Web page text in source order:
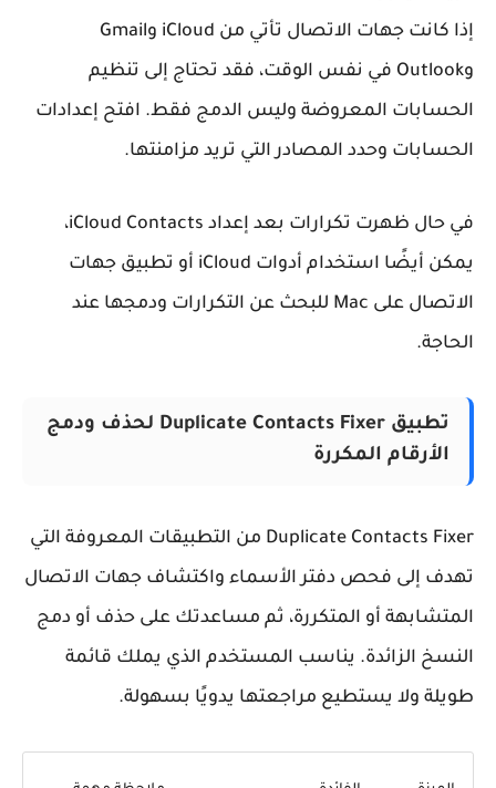
إذا كانت جهات الاتصال تأتي من iCloud وGmail
وOutlook في نفس الوقت، فقد تحتاج إلى تنظيم
المعروضة وليس الدمج فقط. افتح إعدادات
وحدد المصادر التي تريد مزامنتها.
في حال ظهرت تكرارات بعد إعداد iCloud Contacts،
يمكن أيضًا استخدام أدوات iCloud أو تطبيق جهات
الاتصال على Mac للبحث عن التكرارات ودمجها عند
تطبيق Duplicate Contacts Fixer لحذف ودمج
الأرقام المكررة
Duplicate Contacts Fixer من التطبيقات المعروفة التي
إلى فحص دفتر الأسماء واكتشاف جهات الاتصال
أو المتكررة، ثم مساعدتك على حذف أو دمج
الزائدة. يناسب المستخدم الذي يملك قائمة
ولا يستطيع مراجعتها يدويًا بسهولة.